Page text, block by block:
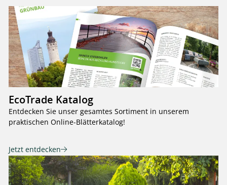
EcoTrade Katalog
Entdecken Sie unser gesamtes Sortiment in unserem
praktischen Online-Blätterkatalog!
Jetzt entdecken